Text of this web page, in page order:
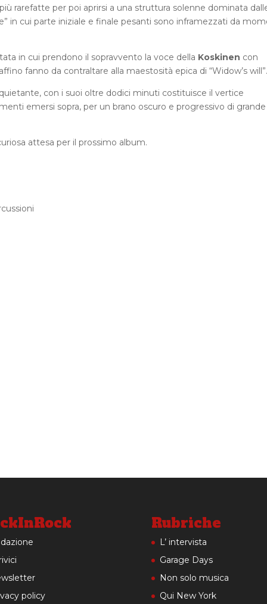
rarefatte per poi aprirsi a una struttura solenne dominata
in cui parte iniziale e finale pesanti sono inframezzati da
in cui prendono il sopravvento la voce della Koskinen con
fanno da contraltare alla maestosità epica di “Widow’s will”.
con i suoi oltre dodici minuti costituisce il vertice
emersi sopra, per un brano oscuro e progressivo di grande
attesa per il prossimo album.
policy
Rubriche
L’ intervista
Garage Days
Non solo musica
Qui New York